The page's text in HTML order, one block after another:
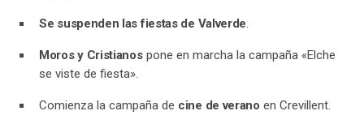
Se suspenden las fiestas de Valverde
Moros y Cristianospone en marcha la campaña «Elche
se viste de fiesta».
Comienza la campaña de cine de verano en Crevillent.